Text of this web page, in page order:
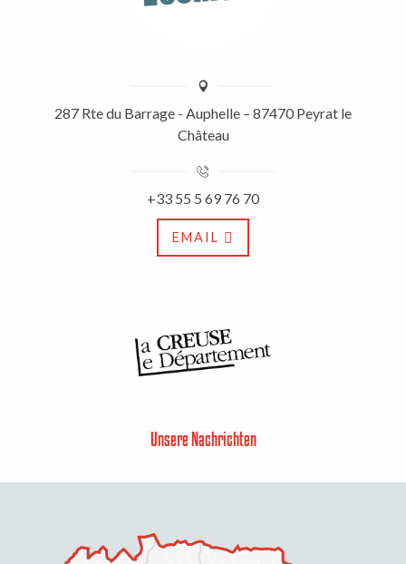
287 Rte du Barrage - Auphelle – 87470 Peyrat le
Château
+33 55 5 69 76 70
EMAIL
Unsere Nachrichten